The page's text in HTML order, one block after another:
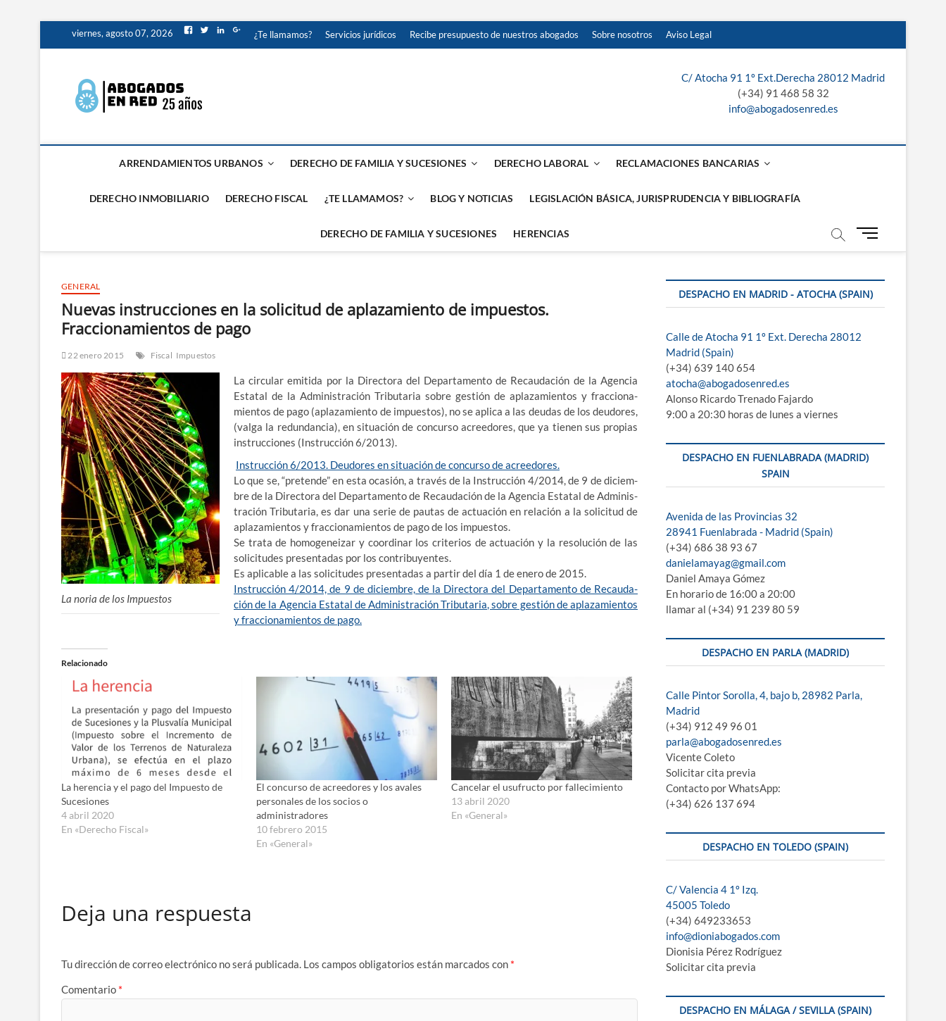
viernes, agosto 07, 2026 FacebookTwitterLinkedInGoogle+
¿Te llamamos? Servicios jurídicos Recibe presupuesto de nuestros abogados Sobre nosotros Aviso Legal
de
nuestros
Abogados en Red: Madrid, Toledo, Malaga, Sevilla y
C/ Atocha 91 1º Ext.Derecha 28012 Madrid
(+34) 91 468 58 32
info@abogadosenred.es
ARRENDAMIENTOS URBANOS DERECHO DE FAMILIA Y SUCESIONES DERECHO LABORAL RECLAMACIONES BANCARIAS
DERECHO INMOBILIARIO DERECHO FISCAL ¿TE LLAMAMOS? BLOG Y NOTICIAS LEGISLACIÓN BÁSICA, JURISPRUDENCIA Y BIBLIOGRAFÍA
DERECHO DE FAMILIA Y SUCESIONES HERENCIAS
B
ó
n
d
GENERAL
Nuevas instrucciones en la solicitud de aplazamiento de impuestos.
Fraccionamientos de pago
22 enero 2015 Fiscal Impuestos
La noria de los Impuestos
La cir­cu­lar emi­ti­da por la Direc­to­ra del Depar­ta­men­to de Recau­da­ción de la Agen­cia
Esta­tal de la Admi­nis­tra­ción Tri­bu­ta­ria sobre ges­tión de apla­za­mien­tos y frac­cio­na­
mien­tos de pago (apla­za­mien­to de impues­tos), no se apli­ca a las deu­das de los deu­do­res,
(val­ga la redun­dan­cia), en situa­ción de con­cur­so acree­do­res, que ya tie­nen sus pro­pias
ins­truc­cio­nes (Ins­truc­ción 6/​2013).
Ins­truc­ción 6/​2013. Deu­do­res en situa­ción de con­cur­so de acreedores.
Lo que se, “pre­ten­de” en esta oca­sión, a tra­vés de la Ins­truc­ción 4/​2014, de 9 de diciem­
bre de la Direc­to­ra del Depar­ta­men­to de Recau­da­ción de la Agen­cia Esta­tal de Admi­nis­
tra­ción Tri­bu­ta­ria, es dar una serie de pau­tas de actua­ción en rela­ción a la soli­ci­tud de
apla­za­mien­tos y frac­cio­na­mien­tos de pago de los impuestos.
Se tra­ta de homo­ge­nei­zar y coor­di­nar los cri­te­rios de actua­ción y la reso­lu­ción de las
soli­ci­tu­des pre­sen­ta­das por los contribuyentes.
Es apli­ca­ble a las soli­ci­tu­des pre­sen­ta­das a par­tir del día 1 de enero de 2015.
Ins­truc­ción 4/​2014, de 9 de diciem­bre, de la Direc­to­ra del Depar­ta­men­to de Recau­da­
ción de la Agen­cia Esta­tal de Admi­nis­tra­ción Tri­bu­ta­ria, sobre ges­tión de apla­za­mien­tos
y frac­cio­na­mien­tos de pago.
Relacionado
La herencia y el pago del Impuesto de
Sucesiones
4 abril 2020
En «Derecho Fiscal»
El concurso de acreedores y los avales
personales de los socios o
administradores
10 febrero 2015
En «General»
Cancelar el usufructo por fallecimiento
13 abril 2020
En «General»
Deja una respuesta
Tu dirección de correo electrónico no será publicada. Los campos obligatorios están marcados con *
Comentario *
DESPACHO EN MADRID - ATOCHA (SPAIN)
Calle de Atocha 91 1º Ext. Derecha 28012
Madrid (Spain)
(+34) 639 140 654
atocha@abogadosenred.es
Alonso Ricardo Trenado Fajardo
9:00 a 20:30 horas de lunes a viernes
DESPACHO EN FUENLABRADA (MADRID)
SPAIN
Avenida de las Provincias 32
28941 Fuenlabrada - Madrid (Spain)
(+34) 686 38 93 67
danielamayag@gmail.com
Daniel Amaya Gómez
En horario de 16:00 a 20:00
llamar al (+34) 91 239 80 59
DESPACHO EN PARLA (MADRID)
Calle Pintor Sorolla, 4, bajo b, 28982 Parla,
Madrid
(+34) 912 49 96 01
parla@abogadosenred.es
Vicente Coleto
Solicitar cita previa
Contacto por WhatsApp:
(+34) 626 137 694
DESPACHO EN TOLEDO (SPAIN)
C/ Valencia 4 1º Izq.
45005 Toledo
(+34) 649233653
info@dioniabogados.com
Dionisia Pérez Rodríguez
Solicitar cita previa
DESPACHO EN MÁLAGA / SEVILLA (SPAIN)